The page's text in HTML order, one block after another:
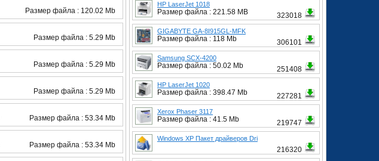
HP LaserJet 1018
Размер файла : 221.58 MB 323018
GIGABYTE GA-8I915GL-MFK
Размер файла : 118 Mb 306101
Samsung SCX-4200
Размер файла : 50.02 Mb 251408
HP LaserJet 1020
Размер файла : 398.47 Mb 227281
Xerox Phaser 3117
Размер файла : 41.5 Mb 219747
Windows XP Пакет драйверов Dri
216320
Размер файла : 120.02 Mb
Размер файла : 5.29 Mb
Размер файла : 5.29 Mb
Размер файла : 5.29 Mb
Размер файла : 53.34 Mb
Размер файла : 53.34 Mb